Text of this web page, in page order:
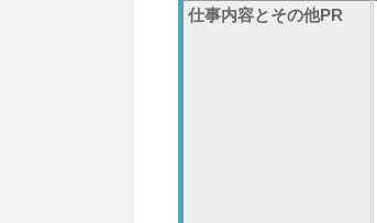
仕事内容とその他PR